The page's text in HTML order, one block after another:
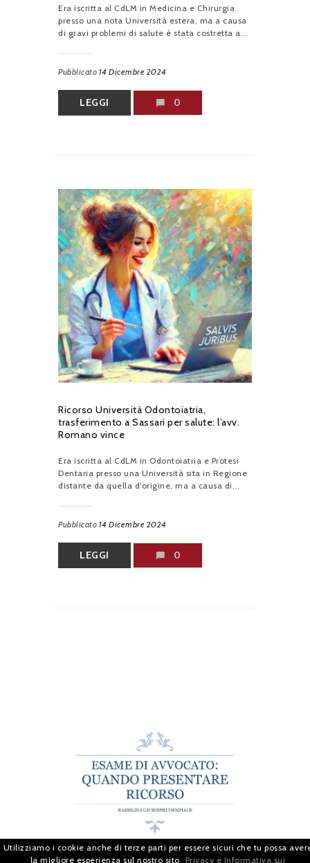
Era iscritta al CdLM in Medicina e Chirurgia
presso una nota Università estera, ma a causa
di gravi problemi di salute è stata costretta a...
Pubblicato 14 Dicembre 2024
LEGGI 0
Ricorso Università Odontoiatria,
trasferimento a Sassari per salute: l’avv.
Romano vince
Era iscritta al CdLM in Odontoiatria e Protesi
Dentaria presso una Università sita in Regione
distante da quella d’origine, ma a causa di...
Pubblicato 14 Dicembre 2024
LEGGI 0
Utilizziamo i cookie anche di terze parti per essere sicuri che tu possa
la migliore esperienza sul nostro sito
Privacy e Informativa sui